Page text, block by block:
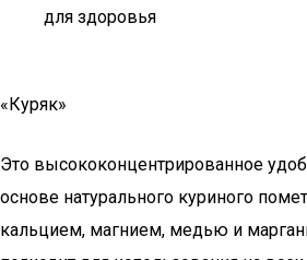
для здоровья
«Куряк»
Это высококонцентрированное
основе натурального куриного
кальцием, магнием, медью и